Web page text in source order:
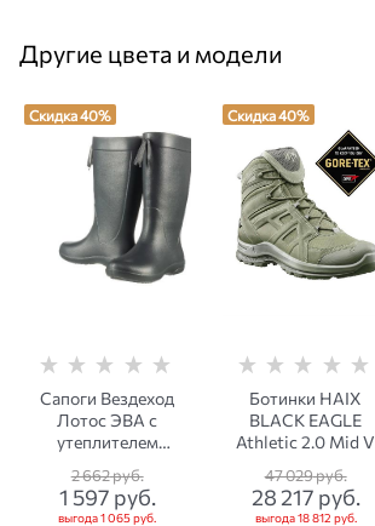
Другие цвета и модели
Скидка 40%
Сапоги Вездеход
Лотос ЭВА с
утеплителем
2 662 руб.
1 597 руб.
выгода1 065 руб.
Скидка 40%
Ботинки HAIX
BLACK EAGLE
Athletic 2.0 Mid V
тактические олива
47 029 руб.
28 217 руб.
выгода18 812 руб.